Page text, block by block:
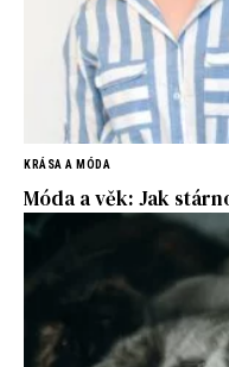
KRÁSA A MÓDA
Móda a věk: Jak